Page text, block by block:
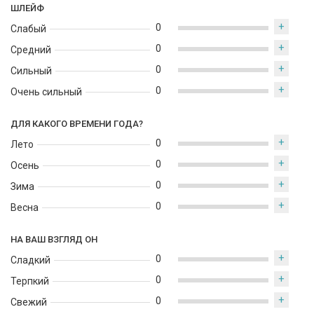
ШЛЕЙФ
Слабый
Средний
Сильный
Очень сильный
0 +
0 +
0 +
0 +
ДЛЯ КАКОГО ВРЕМЕНИ ГОДА?
Лето
Осень
Зима
Весна
0 +
0 +
0 +
0 +
НА ВАШ ВЗГЛЯД ОН
Сладкий
Терпкий
Свежий
0 +
0 +
0 +